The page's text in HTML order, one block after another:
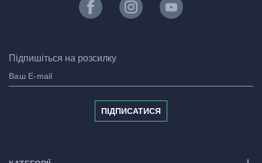
Підпишіться на розсилку
ПІДПИСАТИСЯ